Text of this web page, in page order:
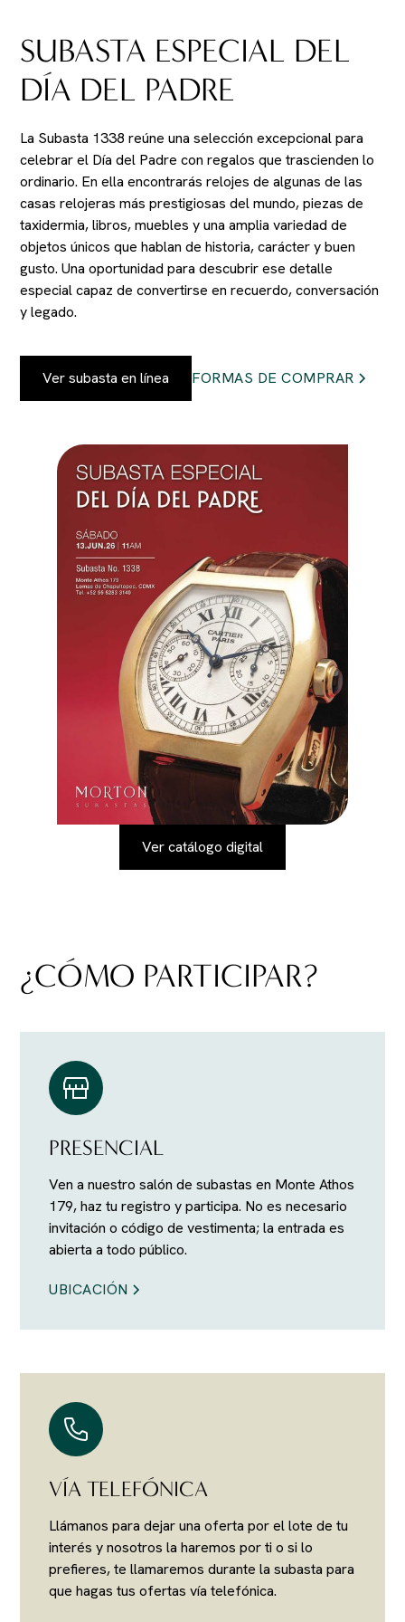
SUBASTA ESPECIAL DEL
DÍA DEL PADRE
La Subasta 1338 reúne una selección excepcional para
celebrar el Día del Padre con regalos que trascienden lo
ordinario. En ella encontrarás relojes de algunas de las
casas relojeras más prestigiosas del mundo, piezas de
taxidermia, libros, muebles y una amplia variedad de
objetos únicos que hablan de historia, carácter y buen
gusto. Una oportunidad para descubrir ese detalle
especial capaz de convertirse en recuerdo, conversación
y legado.
Ver subasta en línea FORMAS DE COMPRAR
Ver catálogo digital
¿CÓMO PARTICIPAR?
PRESENCIAL
Ven a nuestro salón de subastas en Monte Athos
179, haz tu registro y participa. No es necesario
invitación o código de vestimenta; la entrada es
abierta a todo público.
UBICACIÓN
VÍA TELEFÓNICA
Llámanos para dejar una oferta por el lote de tu
interés y nosotros la haremos por ti o si lo
prefieres, te llamaremos durante la subasta para
que hagas tus ofertas vía telefónica.